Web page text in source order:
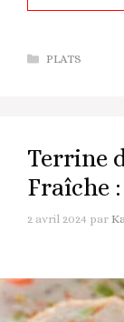
Catégories
PLATS
Terrine
Fraîche
2 avril 2024 par